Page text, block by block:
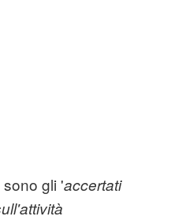
gli 'accertati